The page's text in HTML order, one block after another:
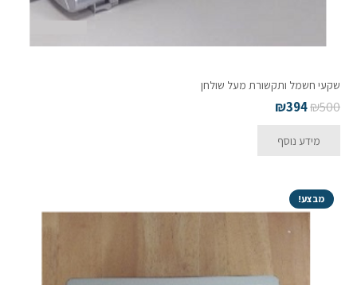
שקעי חשמל ותקשורת מעל שולחן
₪500
₪394
מידע נוסף
מבצע!